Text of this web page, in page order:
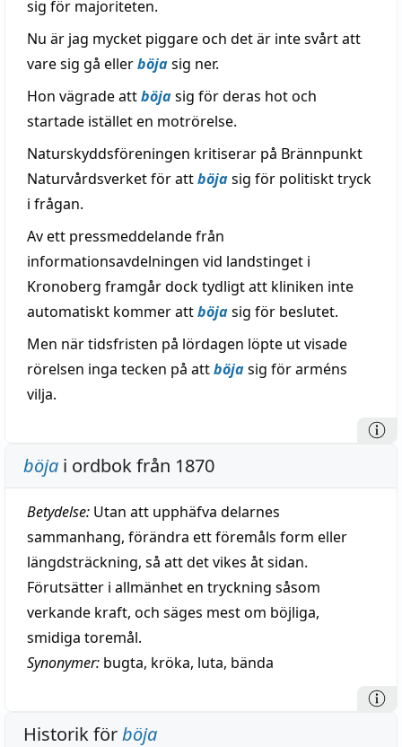
sig för majoriteten.
Nu är jag mycket piggare och det är inte svårt att
vare sig gå ellerböjasig ner.
Hon vägrade attböjasig för deras hot och
startade istället en motrörelse.
Naturskyddsföreningen kritiserar på Brännpunkt
Naturvårdsverket för attböjasig för politiskt tryck
i frågan.
Av ett pressmeddelande från
informationsavdelningen vid landstinget i
Kronoberg framgår dock tydligt att kliniken inte
automatiskt kommer attböjasig för beslutet.
Men när tidsfristen på lördagen löpte ut visade
rörelsen inga tecken på attböjasig för arméns
vilja.
böja i ordbok från 1870
Betydelse: Utan att upphäfva delarnes
sammanhang, förändra ett föremåls form eller
längdsträckning, så att det vikes åt sidan.
Förutsätter i allmänhet en tryckning såsom
verkande kraft, och säges mest om böjliga,
smidiga toremål.
Synonymer: bugta, kröka, luta, bända
Historik förböja